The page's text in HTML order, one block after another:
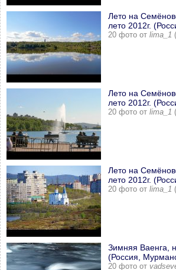
Лето на
лето 2012г.
20 фото от lima_1
Лето на
лето 2012г.
20 фото от lima_1
Лето на
лето 2012г.
20 фото от lima_1
Зимняя Ваенга,
(Россия,
20 фото от